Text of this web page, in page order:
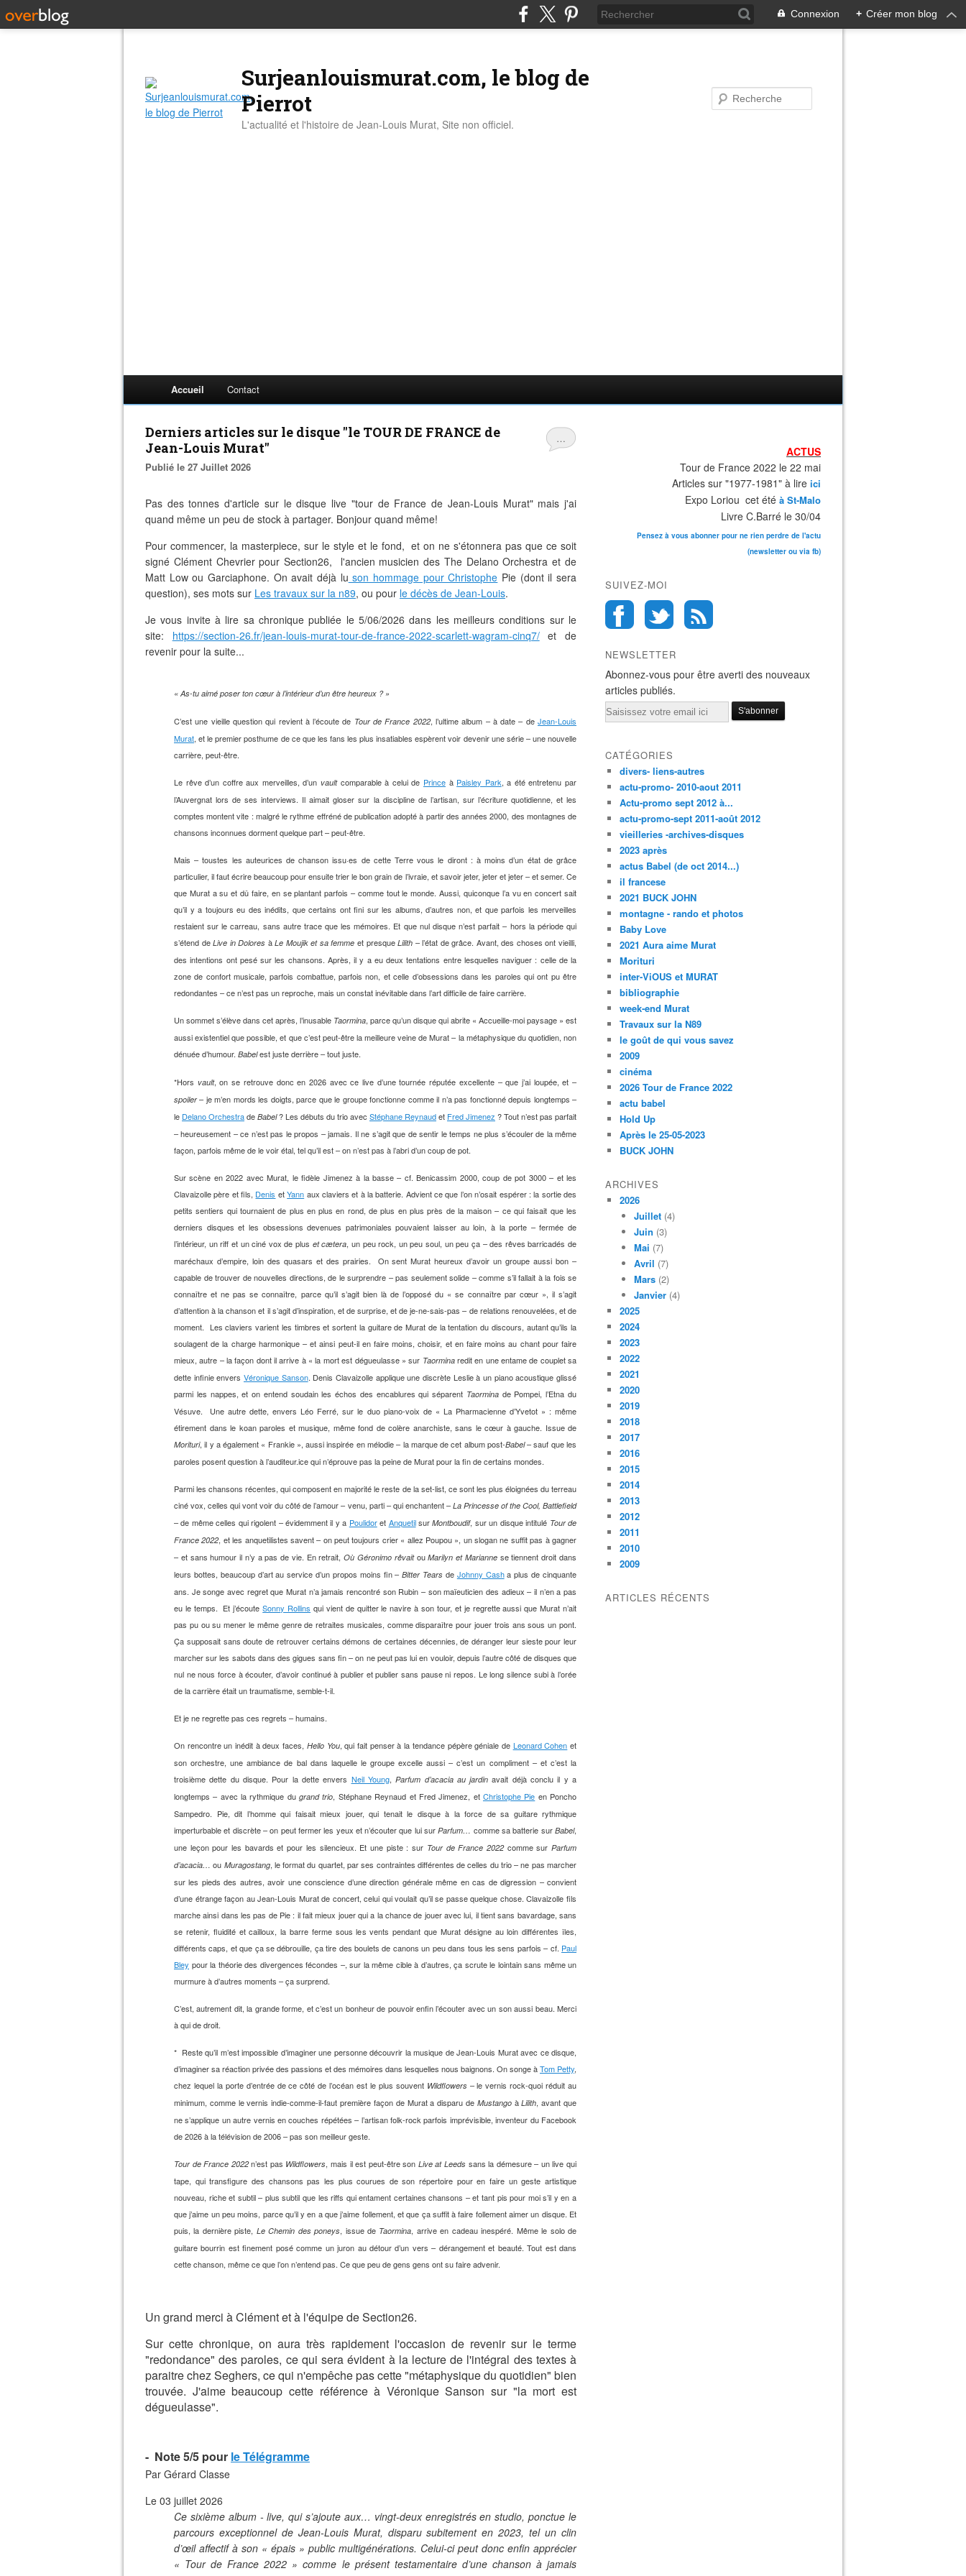
Connexion + Créer mon blog
Surjeanlouismurat.com, le blog de
Pierrot
L'actualité et l'histoire de Jean-Louis Murat, Site non officiel.
Accueil Contact
…
Derniers articles sur le disque "le TOUR DE FRANCE de
Jean-Louis Murat"
Publié le 27 Juillet 2026
Pas des tonnes d'article sur le disque live "tour de France de Jean-Louis Murat" mais j'ai
quand même un peu de stock à partager. Bonjour quand même!
Pour commencer, la masterpiece, sur le style et le fond, et on ne s'étonnera pas que ce soit
signé Clément Chevrier pour Section26, l'ancien musicien des The Delano Orchestra et de
Matt Low ou Garciaphone. On avait déjà lu son hommage pour Christophe Pie (dont il sera
question), ses mots sur Les travaux sur la n89, ou pour le décès de Jean-Louis.
Je vous invite à lire sa chronique publiée le 5/06/2026 dans les meilleurs conditions sur le
site: https://section-26.fr/jean-louis-murat-tour-de-france-2022-scarlett-wagram-cinq7/et de
revenir pour la suite...
« As-tu aimé poser ton cœur à l’intérieur d’un être heureux ? »
C’est une vieille question qui revient à l’écoute de Tour de France 2022, l’ultime album – à date – deJean-Louis
Murat, et le premier posthume de ce que les fans les plus insatiables espèrent voir devenir une série – une nouvelle
carrière, peut-être.
Le rêve d’un coffre aux merveilles, d’unvaultcomparable à celui de Princeà Paisley Park, a été entretenu par
l’Auvergnat lors de ses interviews. Il aimait gloser sur la discipline de l’artisan, sur l’écriture quotidienne, et les
comptes montent vite : malgré le rythme effréné de publication adopté à partir des années 2000, des montagnes de
chansons inconnues dorment quelque part – peut-être.
Mais – toustes les auteurices de chanson issu·es de cette Terre vous le diront : à moins d’un état de grâce
particulier, il faut écrire beaucoup pour ensuite trier le bon grain de l’ivraie, et savoir jeter, jeter et jeter – et semer. Ce
que Murat a su et dû faire, en se plantant parfois – comme tout le monde. Aussi, quiconque l’a vu en concert sait
qu’il y a toujours eu des inédits, que certains ont fini sur les albums, d’autres non, et que parfois les merveilles
restaient sur le carreau, sans autre trace que les mémoires. Et que nul disque n’est parfait – hors la période qui
s’étend deLive in Dolores àLe Moujik et sa femme et presqueLilith – l’état de grâce. Avant, des choses ont vieilli,
des intentions ont pesé sur les chansons. Après, il y a eu deux tentations entre lesquelles naviguer : celle de la
zone de confort musicale, parfois combattue, parfois non, et celle d’obsessions dans les paroles qui ont pu être
redondantes – ce n’est pas un reproche, mais un constat inévitable dans l’art difficile de faire carrière.
Un sommet s’élève dans cet après, l’inusable Taormina, parce qu’un disque qui abrite « Accueille-moi paysage » est
aussi existentiel que possible, et que c’est peut-être la meilleure veine de Murat – la métaphysique du quotidien, non
dénuée d’humour. Babelest juste derrière – tout juste.
*Hors vault, on se retrouve donc en 2026 avec ce live d’une tournée réputée excellente – que j’ai loupée, et –
spoiler– je m’en mords les doigts, parce que le groupe fonctionne comme il n’a pas fonctionné depuis longtemps –
le Delano Orchestrade Babel? Les débuts du trio avec Stéphane Reynaudet Fred Jimenez ? Tout n’est pas parfait
– heureusement – ce n’est pas le propos – jamais. Il ne s’agit que de sentir le temps ne plus s’écouler de la même
façon, parfois même de le voir étal, tel qu’il est – on n’est pas à l’abri d’un coup de pot.
Sur scène en 2022 avec Murat, le fidèle Jimenez à la basse – cf. Benicassim 2000, coup de pot 3000 – et les
Clavaizolle père et fils, Denis etYann aux claviers et à la batterie. Advient ce que l’on n’osait espérer : la sortie des
petits sentiers qui tournaient de plus en plus en rond, de plus en plus près de la maison – ce qui faisait que les
derniers disques et les obsessions devenues patrimoniales pouvaient laisser au loin, à la porte – fermée de
l’intérieur, un riff et un ciné vox de plus et cætera, un peu rock, un peu soul, un peu ça – des rêves barricadés de
maréchaux d’empire, loin des quasars et des prairies. On sent Murat heureux d’avoir un groupe aussi bon –
capable de trouver de nouvelles directions, de le surprendre – pas seulement solide – comme s’il fallait à la fois se
connaître et ne pas se connaître, parce qu’il s’agit bien là de l’opposé du « se connaître par cœur », il s’agit
d’attention à la chanson et il s’agit d’inspiration, et de surprise, et de je-ne-sais-pas – de relations renouvelées, et de
moment. Les claviers varient les timbres et sortent la guitare de Murat de la tentation du discours, autant qu’ils la
soulagent de la charge harmonique – et ainsi peut-il en faire moins, choisir, et en faire moins au chant pour faire
mieux, autre – la façon dont il arrive à « la mort est dégueulasse » sur Taorminaredit en une entame de couplet sa
dette infinie envers Véronique Sanson. Denis Clavaizolle applique une discrète Leslie à un piano acoustique glissé
parmi les nappes, et on entend soudain les échos des encablures qui séparent Taorminade Pompei, l’Etna du
Vésuve. Une autre dette, envers Léo Ferré, sur le duo piano-voix de « La Pharmacienne d’Yvetot » : même
étirement dans le koan paroles et musique, même fond de colère anarchiste, sans le cœur à gauche. Issue de
Morituri, il y a également « Frankie », aussi inspirée en mélodie – la marque de cet album post-Babel– sauf que les
paroles posent question à l’auditeur.ice qui n’éprouve pas la peine de Murat pour la fin de certains mondes.
Parmi les chansons récentes, qui composent en majorité le reste de la set-list, ce sont les plus éloignées du terreau
ciné vox, celles qui vont voir du côté de l’amour – venu, parti – qui enchantent – La Princesse of the Cool, Battlefield
– de même celles qui rigolent – évidemment il y a Poulidoret AnquetilsurMontboudif, sur un disque intitulé Tour de
France 2022, et les anquetilistes savent – on peut toujours crier « allez Poupou », un slogan ne suffit pas à gagner
– et sans humour il n’y a pas de vie. En retrait,Où Géronimo rêvaitouMarilyn et Mariannese tiennent droit dans
leurs bottes, beaucoup d’art au service d’un propos moins fin –Bitter Tears de Johnny Casha plus de cinquante
ans. Je songe avec regret que Murat n’a jamais rencontré son Rubin – son maïeuticien des adieux – il n’en a pas
eu le temps. Et j’écouteSonny Rollins qui vient de quitter le navire à son tour, et je regrette aussi que Murat n’ait
pas pu ou su mener le même genre de retraites musicales, comme disparaître pour jouer trois ans sous un pont.
Ça supposait sans doute de retrouver certains démons de certaines décennies, de déranger leur sieste pour leur
marcher sur les sabots dans des gigues sans fin – on ne peut pas lui en vouloir, depuis l’autre côté de disques que
nul ne nous force à écouter, d’avoir continué à publier et publier sans pause ni repos. Le long silence subi à l’orée
de la carrière était un traumatisme, semble-t-il.
Et je ne regrette pas ces regrets – humains.
On rencontre un inédit à deux faces, Hello You, qui fait penser à la tendance pépère géniale de Leonard Cohen et
son orchestre, une ambiance de bal dans laquelle le groupe excelle aussi – c’est un compliment – et c’est la
troisième dette du disque. Pour la dette envers Neil Young,Parfum d’acacia au jardin avait déjà conclu il y a
longtemps – avec la rythmique dugrand trio, Stéphane Reynaud et Fred Jimenez, et Christophe Pie en Poncho
Sampedro. Pie, dit l’homme qui faisait mieux jouer, qui tenait le disque à la force de sa guitare rythmique
imperturbable et discrète – on peut fermer les yeux et n’écouter que lui surParfum… comme sa batterie surBabel,
une leçon pour les bavards et pour les silencieux. Et une piste : sur Tour de France 2022comme surParfum
d’acacia… ou Muragostang, le format du quartet, par ses contraintes différentes de celles du trio – ne pas marcher
sur les pieds des autres, avoir une conscience d’une direction générale même en cas de digression – convient
d’une étrange façon au Jean-Louis Murat de concert, celui qui voulait qu’il se passe quelque chose. Clavaizolle fils
marche ainsi dans les pas de Pie : il fait mieux jouer qui a la chance de jouer avec lui, il tient sans bavardage, sans
se retenir, fluidité et cailloux, la barre ferme sous les vents pendant que Murat désigne au loin différentes îles,
différents caps, et que ça se débrouille, ça tire des boulets de canons un peu dans tous les sens parfois – cf. Paul
Bley pour la théorie des divergences fécondes –, sur la même cible à d’autres, ça scrute le lointain sans même un
murmure à d’autres moments – ça surprend.
C’est, autrement dit, la grande forme, et c’est un bonheur de pouvoir enfin l’écouter avec un son aussi beau. Merci
à qui de droit.
* Reste qu’il m’est impossible d’imaginer une personne découvrir la musique de Jean-Louis Murat avec ce disque,
d’imaginer sa réaction privée des passions et des mémoires dans lesquelles nous baignons. On songe àTom Petty,
chez lequel la porte d’entrée de ce côté de l’océan est le plus souvent Wildflowers – le vernis rock-quoi réduit au
minimum, comme le vernis indie-comme-il-faut première façon de Murat a disparu de MustangoàLilith, avant que
ne s’applique un autre vernis en couches répétées – l’artisan folk-rock parfois imprévisible, inventeur du Facebook
de 2026 à la télévision de 2006 – pas son meilleur geste.
Tour de France 2022n’est pas Wildflowers, mais il est peut-être son Live at Leeds sans la démesure – un live qui
tape, qui transfigure des chansons pas les plus courues de son répertoire pour en faire un geste artistique
nouveau, riche et subtil – plus subtil que les riffs qui entament certaines chansons – et tant pis pour moi s’il y en a
que j’aime un peu moins, parce qu’il y en a que j’aime follement, et que ça suffit à faire follement aimer un disque. Et
puis, la dernière piste, Le Chemin des poneys, issue de Taormina, arrive en cadeau inespéré. Même le solo de
guitare bourrin est finement posé comme un juron au détour d’un vers – dérangement et beauté. Tout est dans
cette chanson, même ce que l’on n’entend pas. Ce que peu de gens gens ont su faire advenir.
Un grand merci à Clément et à l'équipe de Section26.
Sur cette chronique, on aura très rapidement l'occasion de revenir sur le terme
"redondance" des paroles, ce qui sera évident à la lecture de l'intégral des textes à
paraitre chez Seghers, ce qui n'empêche pas cette "métaphysique du quotidien" bien
trouvée. J'aime beaucoup cette référence à Véronique Sanson sur "la mort est
dégueulasse".
- Note 5/5 pour le Télégramme
Par Gérard Classe
Le 03 juillet 2026
Ce sixième album - live, qui s’ajoute aux… vingt-deux enregistrés en studio, ponctue le
parcours exceptionnel de Jean-Louis Murat, disparu subitement en 2023, tel un clin
d’œil affectif à son « épais » public multigénérations. Celui-ci peut donc enfin apprécier
« Tour de France 2022 » comme le présent testamentaire d’une chanson à jamais
ACTUS
Tour de France 2022 le 22 mai
Articles sur "1977-1981" à lire ici
Expo Loriou cet été à St-Malo
Livre C.Barré le 30/04
Pensez à vous abonner pour ne rien perdre de l'actu
(newsletter ou via fb)
SUIVEZ-MOI
NEWSLETTER
Abonnez-vous pour être averti des nouveaux
articles publiés.
Email
CATÉGORIES
divers- liens-autres
actu-promo- 2010-aout 2011
Actu-promo sept 2012 à...
actu-promo-sept 2011-août 2012
vieilleries -archives-disques
2023 après
actus Babel (de oct 2014...)
il francese
2021 BUCK JOHN
montagne - rando et photos
Baby Love
2021 Aura aime Murat
Morituri
inter-ViOUS et MURAT
bibliographie
week-end Murat
Travaux sur la N89
le goût de qui vous savez
2009
cinéma
2026 Tour de France 2022
actu babel
Hold Up
Après le 25-05-2023
BUCK JOHN
ARCHIVES
2026
Juillet (4)
Juin (3)
Mai (7)
Avril (7)
Mars (2)
Janvier (4)
2025
2024
2023
2022
2021
2020
2019
2018
2017
2016
2015
2014
2013
2012
2011
2010
2009
ARTICLES RÉCENTS